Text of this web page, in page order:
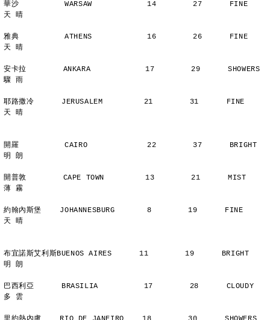
華沙          WARSAW            14        27      FINE
天 晴
雅典          ATHENS            16        26      FINE
天 晴
安卡拉        ANKARA            17        29      SHOWERS
驟 雨
耶路撒冷      JERUSALEM         21        31      FINE
天 晴
開羅          CAIRO             22        37      BRIGHT
明 朗
開普敦        CAPE TOWN         13        21      MIST
薄 霧
約翰內斯堡    JOHANNESBURG       8        19      FINE
天 晴
布宜諾斯艾利斯BUENOS AIRES      11        19      BRIGHT
明 朗
巴西利亞      BRASILIA          17        28      CLOUDY
多 雲